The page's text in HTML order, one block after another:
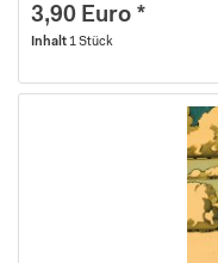
3,90 Euro *
Inhalt 1 Stück